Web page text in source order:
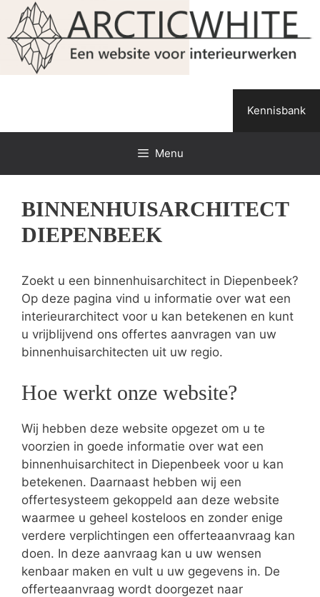
Spring
naar
de
inhoud
Kennisbank
Menu
BINNENHUISARCHITECT
DIEPENBEEK
Zoekt u een binnenhuisarchitect in Diepenbeek?
Op deze pagina vind u informatie over wat een
interieurarchitect voor u kan betekenen en kunt
u vrijblijvend ons offertes aanvragen van uw
binnenhuisarchitecten uit uw regio.
Hoe werkt onze website?
Wij hebben deze website opgezet om u te
voorzien in goede informatie over wat een
binnenhuisarchitect in Diepenbeek voor u kan
betekenen. Daarnaast hebben wij een
offertesysteem gekoppeld aan deze website
waarmee u geheel kosteloos en zonder enige
verdere verplichtingen een offerteaanvraag kan
doen. In deze aanvraag kan u uw wensen
kenbaar maken en vult u uw gegevens in. De
offerteaanvraag wordt doorgezet naar